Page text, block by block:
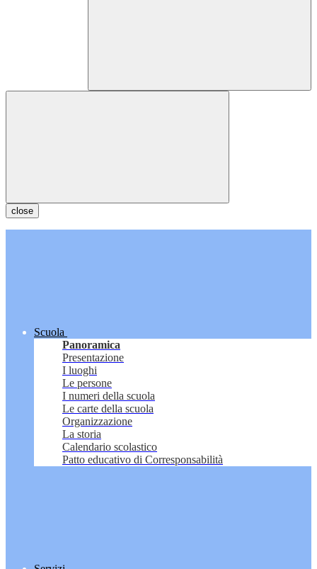
close
Scuola
Panoramica
Presentazione
I luoghi
Le persone
I numeri della scuola
Le carte della scuola
Organizzazione
La storia
Calendario scolastico
Patto educativo di Corresponsabilità